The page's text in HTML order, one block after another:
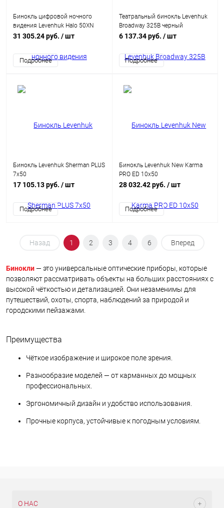
Бинокль цифровой ночного
видения Levenhuk Halo 50XN
GPS
31 305.24 руб. / шт
Подробнее
Театральный бинокль Levenhuk
Broadway 325B черный
6 137.34 руб. / шт
Подробнее
Бинокль Levenhuk Sherman PLUS
7x50
17 105.13 руб. / шт
Подробнее
Бинокль Levenhuk New Karma
PRO ED 10x50
28 032.42 руб. / шт
Подробнее
Назад 1 2 3 4 6 Вперед
Бинокли— это универсальные оптические приборы, которые
позволяют рассматривать объекты на больших расстояниях с
высокой чёткостью и детализацией. Они незаменимы для
путешествий, охоты, спорта, наблюдений за природой и
городскими пейзажами.
Преимущества
Чёткое изображение и широкое поле зрения.
Разнообразие моделей — от карманных до мощных
профессиональных.
Эргономичный дизайн и удобство использования.
Прочные корпуса, устойчивые к погодным условиям.
О НАС